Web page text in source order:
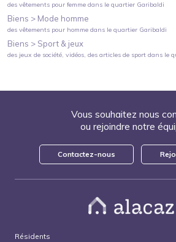
des vêtements pour femme dans le quartier Garibaldi
Biens > Mode homme
des vêtements pour homme dans le quartier Garibaldi
Biens > Sport & jeux
des jeux de société, vidéos, des articles de sport dans le
Vous souhaitez nous
ou rejoindre notre
Contactez-nous
Résidents